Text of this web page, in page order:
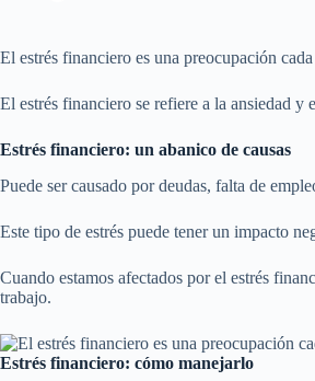
El estrés financiero es una preocupación
El estrés financiero se refiere a la ansiedad y
Estrés financiero: un abanico de causas
Puede ser causado por deudas, falta de
Este tipo de estrés puede tener un impacto
Cuando estamos afectados por el estrés
trabajo.
Estrés financiero: cómo manejarlo